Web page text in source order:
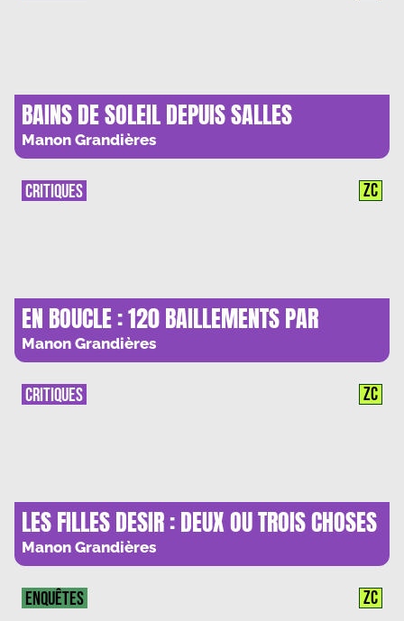
BAINS DE SOLEIL DEPUIS SALLES
OBSCURES
Manon Grandières
EN BOUCLE : 120 BAILLEMENTS PAR
MINUTE
Manon Grandières
CRITIQUES ZC
LES FILLES DESIR : DEUX OU TROIS CHOSES
QU’ILS SAVENT D’ELLES
Manon Grandières
CRITIQUES ZC
ENQUÊTES ZC